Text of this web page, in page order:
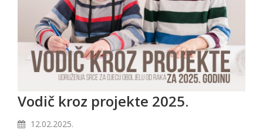
Vodič kroz projekte 2025.
12.02.2025.